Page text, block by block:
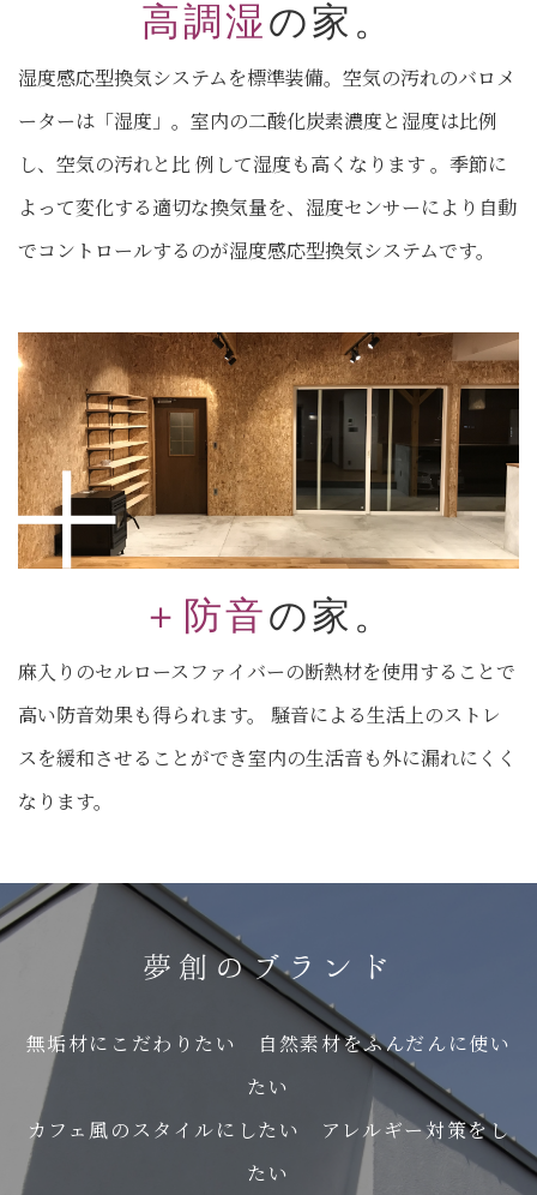
高調湿の家。
湿度感応型換気システムを標準装備。空気の汚れのバロメ
ーターは「湿度」。室内の二酸化炭素濃度と湿度は比例
し、空気の汚れと比 例して湿度も高くなります 。季節に
よって変化する適切な換気量を、湿度センサーにより自動
でコントロールするのが湿度感応型換気システムです。
＋防音の家。
麻入りのセルロースファイバーの断熱材を使用することで
高い防音効果も得られます。 騒音による生活上のストレ
スを緩和させることができ室内の生活音も外に漏れにくく
なります。
夢創のブランド
無垢材にこだわりたい 自然素材をふんだんに使い
たい
カフェ風のスタイルにしたい アレルギー対策をし
たい